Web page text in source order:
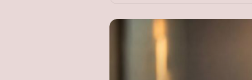
للمستثمرين